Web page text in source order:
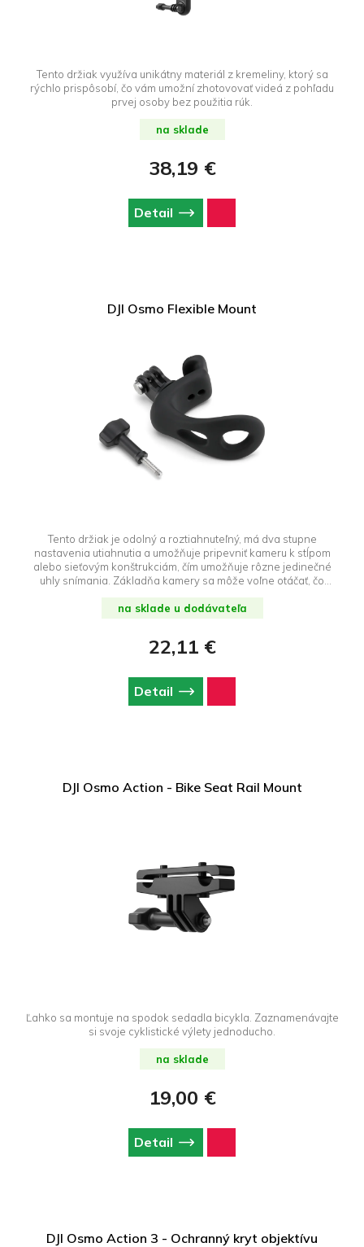
Tento držiak využíva unikátny materiál z kremeliny, ktorý sa
rýchlo prispôsobí, čo vám umožní zhotovovať videá z pohľadu
prvej osoby bez použitia rúk.
na sklade
38,19 €
Detail
DJI Osmo Flexible Mount
Tento držiak je odolný a roztiahnuteľný, má dva stupne
nastavenia utiahnutia a umožňuje pripevniť kameru k stĺpom
alebo sieťovým konštrukciám, čím umožňuje rôzne jedinečné
uhly snímania. Základňa kamery sa môže voľne otáčať, čo
na sklade u dodávateľa
22,11 €
Detail
DJI Osmo Action - Bike Seat Rail Mount
Ľahko sa montuje na spodok sedadla bicykla. Zaznamenávajte
si svoje cyklistické výlety jednoducho.
na sklade
19,00 €
Detail
DJI Osmo Action 3 - Ochranný kryt objektívu